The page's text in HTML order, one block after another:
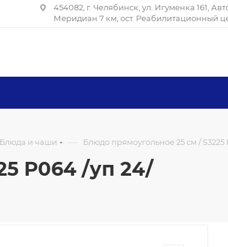
454082, г. Челябинск, ул. Игуменка 161,
Меридиан 7 км, ост. Реабилитационный
Блюда и чаши — Блюдо прямоугольное 25 см / S3225
P064 /уп 24/